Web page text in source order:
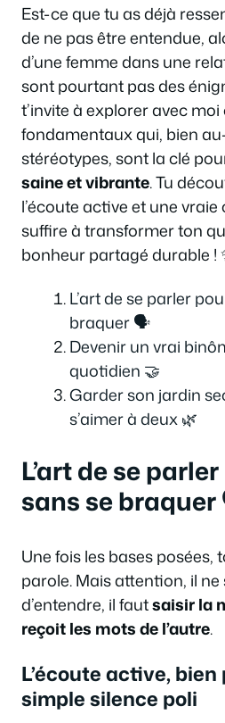
Est-ce que tu as déjà
de ne pas être entendue,
d’une femme dans une
sont pourtant pas des
t’invite à explorer avec moi
fondamentaux qui, bien
stéréotypes, sont la clé
saine et vibrante. Tu
l’écoute active et une
suffire à transformer ton
bonheur partagé durable !
L’art de se parler
braquer 🗣️
Devenir un vrai
quotidien 🤝
Garder son jardin
s’aimer à deux 🌿
L’art de se
sans se
Une fois les bases posées,
parole. Mais attention, il
d’entendre, il fautsaisir la
reçoit les mots de l’autre.
L’écoute active, bien
simple silence poli